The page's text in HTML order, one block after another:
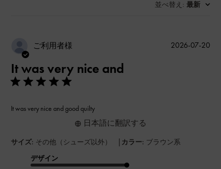
並べ替え : 最新
ご利用者様
It was very nice and
It was very nice and good quilty
サイズ: その他（シューズ以外） | カラー: ブラウン系
デザイン
日本語に翻訳する
公
2026-07-20